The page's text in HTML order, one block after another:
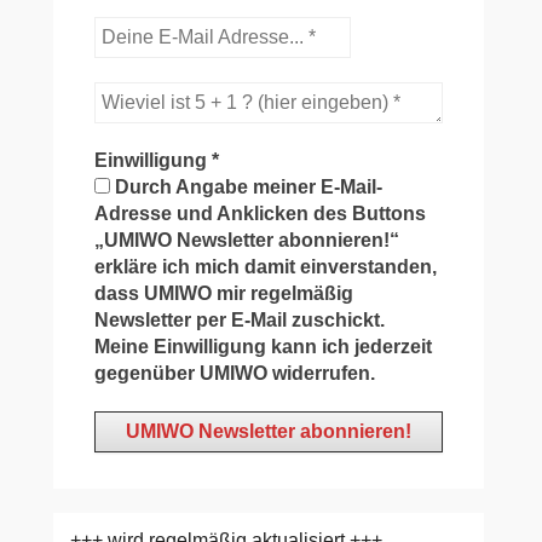
Einwilligung*
Durch Angabe meiner E-Mail-
Adresse und Anklicken des Buttons
„UMIWO Newsletter abonnieren!“
erkläre ich mich damit einverstanden,
dass UMIWO mir regelmäßig
Newsletter per E-Mail zuschickt.
Meine Einwilligung kann ich jederzeit
gegenüber UMIWO widerrufen.